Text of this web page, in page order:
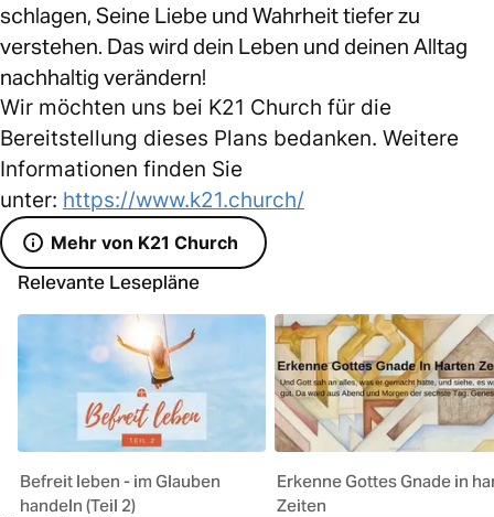
schlagen, Seine Liebe und Wahrheit tiefer zu
verstehen. Das wird dein Leben und deinen Alltag
nachhaltig verändern!
Wir möchten uns bei K21 Church für die
Bereitstellung dieses Plans bedanken. Weitere
Informationen finden Sie
unter: https://www.k21.church/
Mehr von K21 Church
Relevante Lesepläne
Befreit leben - im Glauben
handeln (Teil 2)
Erkenne Gottes Gnade in
Zeiten